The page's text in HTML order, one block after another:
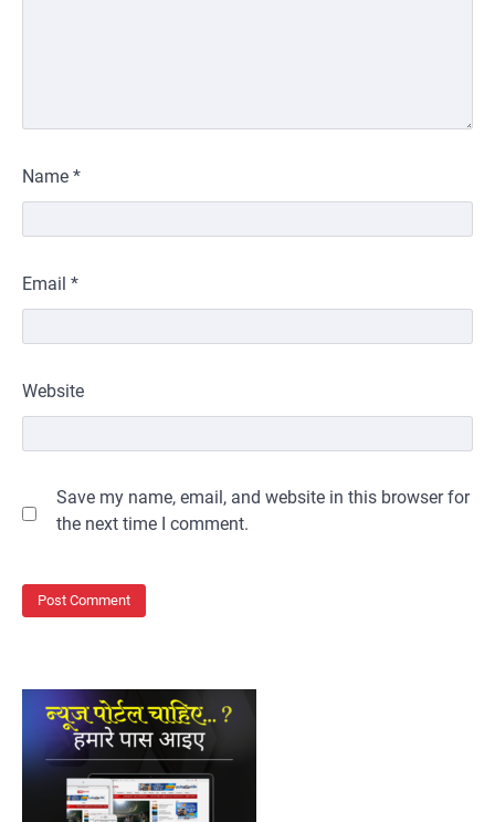
Name *
Email *
Website
Save my name, email, and website in this browser for
the next time I comment.